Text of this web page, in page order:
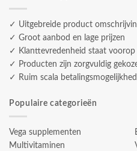
✓ Uitgebreide product
✓ Groot aanbod en lage prijzen
✓ Klanttevredenheid staat voorop
✓ Producten zijn zorgvuldig
✓ Ruim scala
Populaire categorieën
Vega supplementen
Multivitaminen